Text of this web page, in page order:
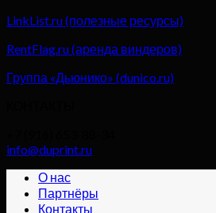
LinkList.ru (полезные ресурсы)
RentFlag.ru (аренда виндеров)
Группа «Дьюнико» (dunico.ru)
info@duprint.ru
О нас
Партнёры
Контакты